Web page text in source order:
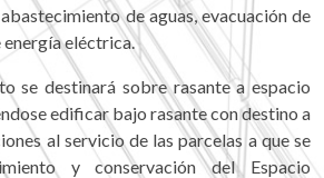
de aguas, evacuación de
energía eléctrica.
se destinará sobre rasante a espacio
edificar bajo rasante con destino a
al servicio de las parcelas a que se
y conservación del Espacio